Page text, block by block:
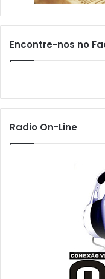
Encontre-nos no
Radio On-Line